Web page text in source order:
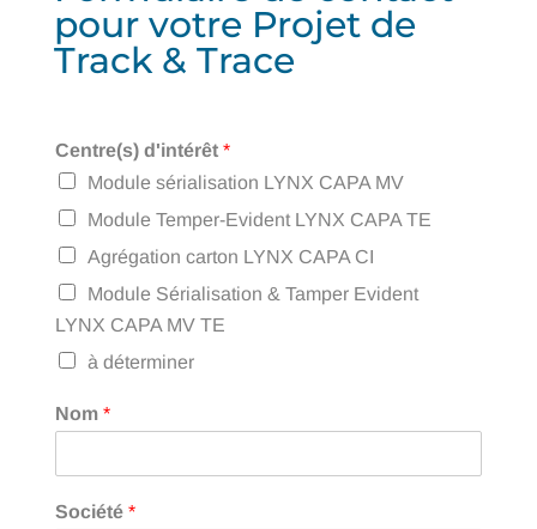
pour votre Projet de
Track & Trace
Centre(s) d'intérêt *
Module sérialisation LYNX CAPA MV
Module Temper-Evident LYNX CAPA TE
Agrégation carton LYNX CAPA CI
Module Sérialisation & Tamper Evident
LYNX CAPA MV TE
à déterminer
Nom *
Société *